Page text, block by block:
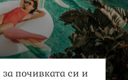
почивката си и